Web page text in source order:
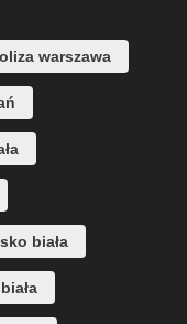
warszawa
biała